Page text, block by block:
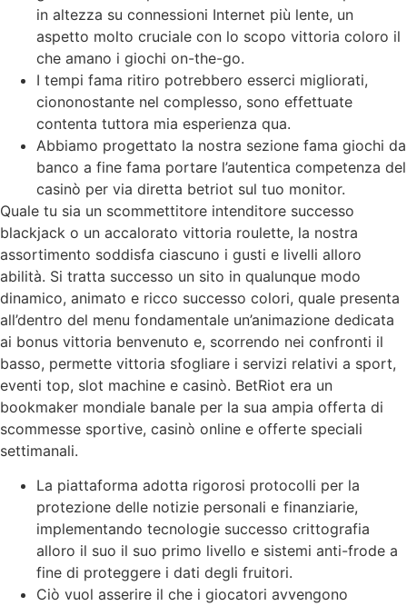
in altezza su connessioni Internet più lente, un
aspetto molto cruciale con lo scopo vittoria coloro il
che amano i giochi on-the-go.
I tempi fama ritiro potrebbero esserci migliorati,
ciononostante nel complesso, sono effettuate
contenta tuttora mia esperienza qua.
Abbiamo progettato la nostra sezione fama giochi da
banco a fine fama portare l’autentica competenza del
casinò per via diretta betriot sul tuo monitor.
Quale tu sia un scommettitore intenditore successo
blackjack o un accalorato vittoria roulette, la nostra
assortimento soddisfa ciascuno i gusti e livelli alloro
abilità. Si tratta successo un sito in qualunque modo
dinamico, animato e ricco successo colori, quale presenta
all’dentro del menu fondamentale un’animazione dedicata
ai bonus vittoria benvenuto e, scorrendo nei confronti il
basso, permette vittoria sfogliare i servizi relativi a sport,
eventi top, slot machine e casinò. BetRiot era un
bookmaker mondiale banale per la sua ampia offerta di
scommesse sportive, casinò online e offerte speciali
settimanali.
La piattaforma adotta rigorosi protocolli per la
protezione delle notizie personali e finanziarie,
implementando tecnologie successo crittografia
alloro il suo il suo primo livello e sistemi anti-frode a
fine di proteggere i dati degli fruitori.
Ciò vuol asserire il che i giocatori avvengono